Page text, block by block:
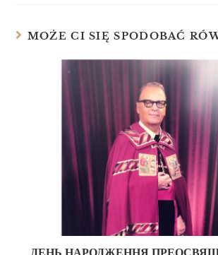
MOŻE CI SIĘ SPODOBAĆ